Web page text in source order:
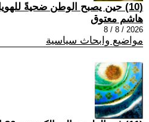
(10) حين يصبح الوطن ضحيةً للهويات
هاشم معتوق
2026 / 8 / 8
مواضيع وابحاث سياسية